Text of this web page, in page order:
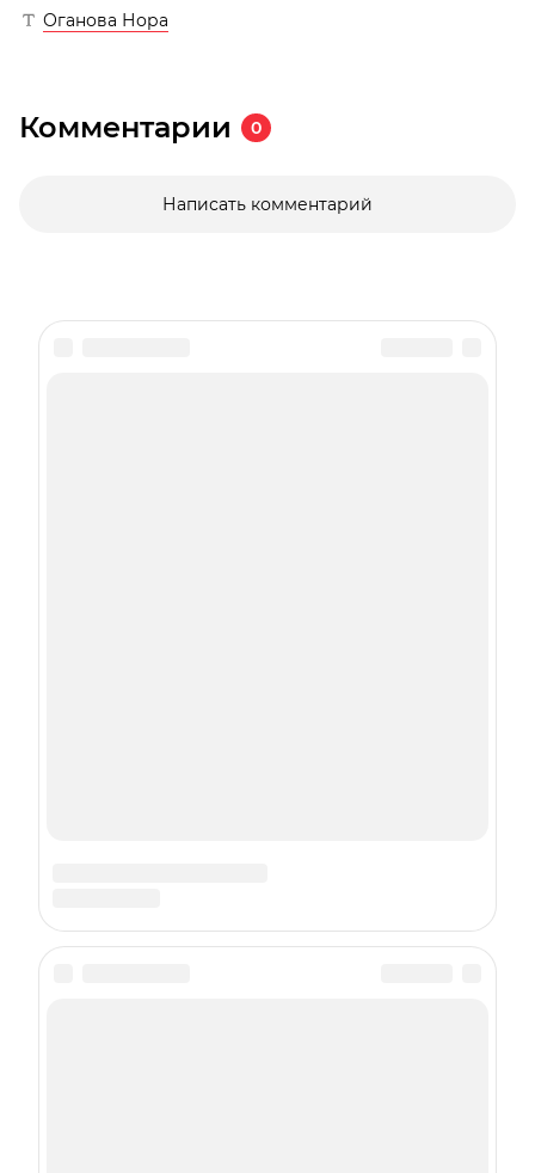
Оганова Нора
Комментарии 0
Написать комментарий